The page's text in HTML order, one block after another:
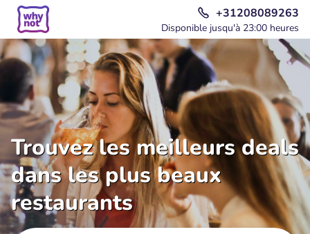
+31208089263
Disponible jusqu'à 23:00 heures
Trouvez les meilleurs deals
dans les plus beaux
restaurants